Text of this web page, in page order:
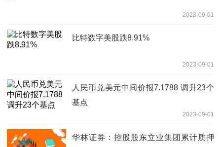
2023-09-01
比特数字美股跌8.91%
2023-09-01
人民币兑美元中间价报7.1788 调升23个
基点
2023-09-01
华林证券：控股股东立业集团累计质押